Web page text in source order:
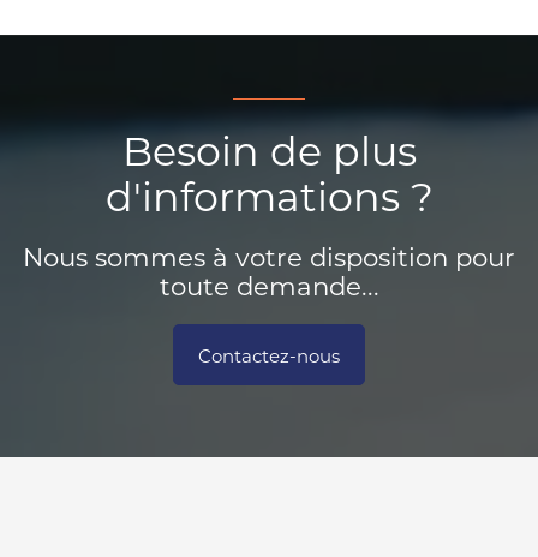
Besoin de plus
d'informations ?
Nous sommes à votre disposition pour
toute demande...
Contactez-nous